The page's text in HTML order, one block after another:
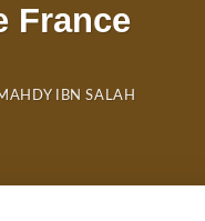
France
IBN SALAH